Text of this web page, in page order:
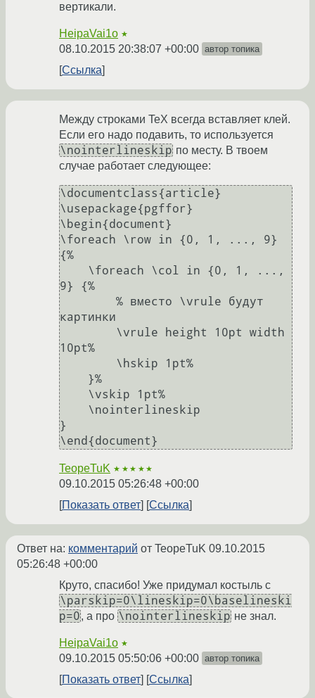
вертикали.
HeipaVai1o ★
08.10.2015 20:38:07 +00:00 автор топика
Ссылка
Между строками TeX всегда вставляет клей.
Если его надо подавить, то используется
\nointerlineskip по месту. В твоем
случае работает следующее:
\documentclass{article}
\usepackage{pgffor}
\begin{document}
\foreach \row in {0, 1, ..., 9}
{%
9} {%
картинки
10pt%
}
TeopeTuK ★★★★★
09.10.2015 05:26:48 +00:00
Показать ответ
Ссылка
Ответ на: комментарий от TeopeTuK 09.10.2015
05:26:48 +00:00
Круто, спасибо! Уже придумал костыль с
\parskip=0\lineskip=0\baselineski
p=0, а про \nointerlineskip не знал.
HeipaVai1o ★
09.10.2015 05:50:06 +00:00 автор топика
Показать ответ Ссылка